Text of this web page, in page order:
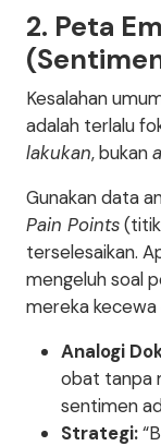
2. Peta
Kesalahan
adalah terlalu
lakukan, bukan
Gunakan data
Pain Points
terselesaikan.
mengeluh soal
mereka kecewa
Analogi
obat tanpa
sentimen
Strategi: